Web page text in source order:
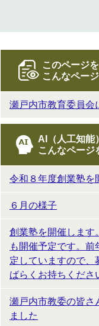
このページ
こんなペー
瀬戸内市教育委員会
AI（人工知能
こんなページ
令和８年度創業塾を
６月の様子
創業塾を開催します
も開催予定です。前
定していますので、
ばらくお持ちくださ
瀬戸内市教委の皆さ
ました